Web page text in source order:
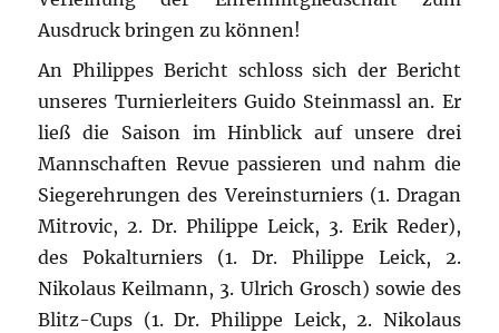
Ausdruck bringen zu können!
An Philippes Bericht schloss sich der Bericht
unseres Turnierleiters Guido Steinmassl an. Er
ließ die Saison im Hinblick auf unsere drei
Mannschaften Revue passieren und nahm die
Siegerehrungen des Vereinsturniers (1. Dragan
Mitrovic, 2. Dr. Philippe Leick, 3. Erik Reder),
des Pokalturniers (1. Dr. Philippe Leick, 2.
Nikolaus Keilmann, 3. Ulrich Grosch) sowie des
Blitz-Cups (1. Dr. Philippe Leick, 2. Nikolaus